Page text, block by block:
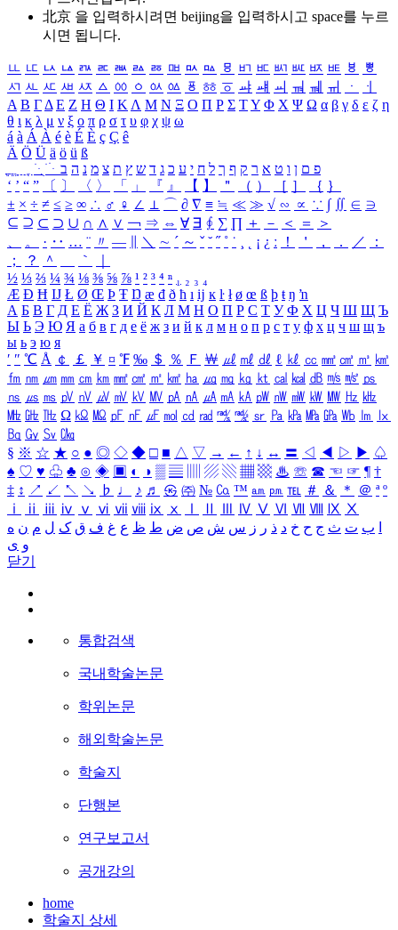
北京 을 입력하시려면 beijing을 입력하시고 space를 누르
시면 됩니다.
ㅥ ㅦ ㅧ ㅨ ㅩ ㅪ ㅫ ㅬ ㅭ ㅮ ㅯ ㅰ ㅱ ㅲ ㅳ ㅴ ㅵ ㅶ ㅷ ㅸ
ㅹ
ㅺ ㅻ ㅼ ㅽ ㅾ ㅿ ㆀ ㆁ ㆂ ㆃ ㆄ ㆅ ㆆ ㆇ ㆈ ㆉ ㆊ ㆋ ㆌ ㆍ
ㆎ
Α Β ΓΔ Ε Ζ Η Θ Ι ΚΛ Μ Ν Ξ Ο Π Ρ Σ ΤΥ Φ Χ Ψ Ω α β γ δ ε ζ η
θ ι κ λ μ ν ξ ο π ρ σ τ υ φ χ ψ ω
á à Á À é è É È ç Ç ê
Ä Ö Ü ä ö ü ß
ִֶֹ ֻּ ׁׂ פ ם ן ו ט א ר ק ף ך ל ח י ע כ ג ד ש ץ ת צ מ נ ה ב
‘ ’ “ ” 〔 〕 〈 〉 「 」 『 』 【 】 ＂ （ ） ［ ］ ｛ ｝
± × ÷ ≠ ≤ ≥ ∞ ∴ ♂ ♀ ∠ ⊥ ⌒ ∂ ∇ ≡ ≒ ≪ ≫ √ ∽ ∝ ∵ ∫ ∬ ∈ ∋
⊆ ⊇ ⊂ ⊃ ∪ ∩ ∧ ∨ ￢ ⇒ ⇔ ∀ ∃ ∮ ∑ ∏ ＋ － ＜ ＝
＞
、
。 · ‥ … ¨ 〃 ― ＼ ∼ ´ ～ ˇ ˘ ˝ ˚ ˙ ¸ ¡ ¿ ː ！ ＇ ， ． ／
：
；
？ ＾ ｀
½ ⅓ ⅔ ¼ ¾ ⅛ ⅜ ⅝ ⅞ ¹ ² ³ ⁴ ⁿ ₁ ₂ ₃ ₄
Æ Ð Ħ Ĳ Ł Ø Œ Þ Ŧ Ŋ æ đ ð ħ ı ĳ ĸ ŀ ł ø œ ß þ ŧ ŋ ŉ
А Б В Г Д Е Ё Ж З И Й К Л М Н О П Р С Т У Ф Х Ц Ч Ш Щ Ъ
Ы Ь Э Ю Я а б в г д е ё ж з и й к л м н о п р с т у ф х ц ч ш щ ъ
ы ь э ю я
′ ″ ℃ Å ￠ ￡ ￥ ¤ ℉ ‰ ＄ ％ Ｆ ￦ ㎕ ㎖ ㎗ ℓ ㎘ ㏄ ㎣ ㎤ ㎥ ㎦
㎙ ㎚ ㎛ ㎜ ㎝ ㎞ ㎟ ㎠ ㎡ ㎢ ㏊ ㎍ ㎎ ㎏ ㏏ ㎈ ㎉ ㏈ ㎧ ㎨ ㎰
㎱ ㎲ ㎳ ㎴ ㎵ ㎶ ㎷ ㎸ ㎹ ㎀ ㎁ ㎂ ㎃ ㎄ ㎺ ㎻ ㎽ ㎾ ㎿ ㎐ ㎑
㎒ ㎓ ㎔ Ω ㏀ ㏁ ㎊ ㎋ ㎌ ㏖ ㏅ ㎭ ㎮ ㎯ ㏛ ㎩ ㎪ ㎫ ㎬ ㏝ ㏐
㏓
㏃ ㏉ ㏜ ㏆
§ ※ ☆ ★ ○ ● ◎ ◇ ◆ □ ■ △ ▽ → ← ↑ ↓ ↔ 〓 ◁ ◀ ▷ ▶ ♤
♠ ♡ ♥ ♧ ♣ ⊙ ◈ ▣ ◐ ◑ ▒ ▤ ▨ ▧ ▦ ▩ ♨ ☏ ☎ ☜ ☞ ¶ †
‡ ↕ ↗ ↙ ↖ ↘ ♭ ♩ ♪ ♬ ㉿ ㈜ № ㏇ ™ ㏂ ㏘ ℡ ＃ ＆ ＊ ＠ ª º
ⅰ
ⅱ ⅲ ⅳ ⅴ ⅵ ⅶ ⅷ ⅸ ⅹ Ⅳ Ⅴ Ⅵ Ⅶ Ⅷ Ⅸ Ⅹ
ب ت ث ج ح خ د ذ ر ز س ش ص ض ط ظ ع غ ف ق ک ل م ن ه
و ی
닫기
통합검색
국내학술논문
학위논문
해외학술논문
학술지
단행본
연구보고서
공개강의
home
학술지 상세